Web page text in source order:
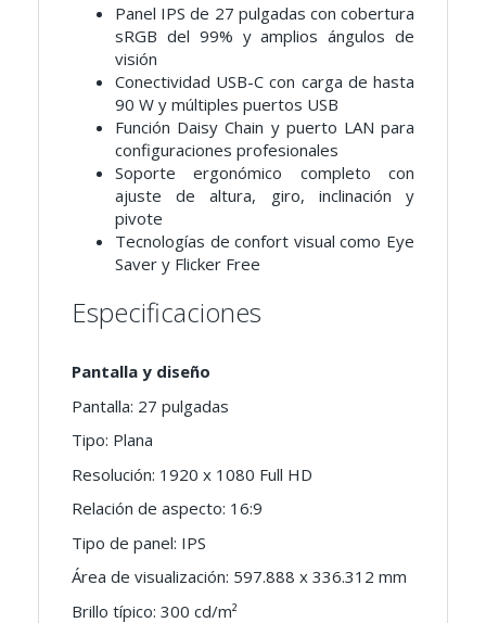
Panel IPS de 27 pulgadas con cobertura
sRGB del 99% y amplios ángulos de
visión
Conectividad USB-C con carga de hasta
90 W y múltiples puertos USB
Función Daisy Chain y puerto LAN para
configuraciones profesionales
Soporte ergonómico completo con
ajuste de altura, giro, inclinación y
pivote
Tecnologías de confort visual como Eye
Saver y Flicker Free
Especificaciones
Pantalla y diseño
Pantalla: 27 pulgadas
Tipo: Plana
Resolución: 1920 x 1080 Full HD
Relación de aspecto: 16:9
Tipo de panel: IPS
Área de visualización: 597.888 x 336.312 mm
Brillo típico: 300 cd/m²